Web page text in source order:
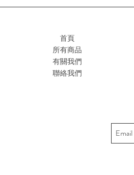
首頁
所有商品
有關我們
聯絡我們